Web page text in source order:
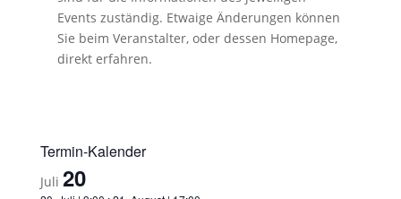
Events zuständig. Etwaige Änderungen können
Sie beim Veranstalter, oder dessen Homepage,
direkt erfahren.
Termin-Kalender
Juli 20